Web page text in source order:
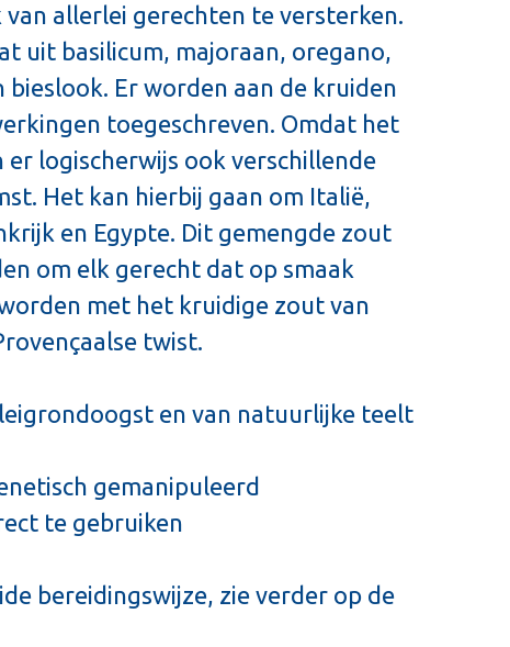
van allerlei gerechten te versterken.
uit basilicum, majoraan, oregano,
bieslook. Er worden aan de kruiden
toegeschreven. Omdat het
er logischerwijs ook verschillende
Het kan hierbij gaan om Italië,
en Egypte. Dit gemengde zout
om elk gerecht dat op smaak
met het kruidige zout van
twist.
en van natuurlijke teelt
gemanipuleerd
te gebruiken
bereidingswijze, zie verder op de